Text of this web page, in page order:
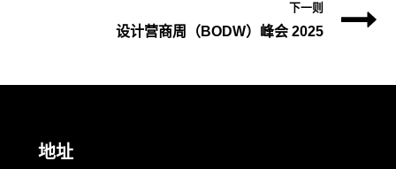
下一则
设计营商周（BODW）峰会 2025
地址